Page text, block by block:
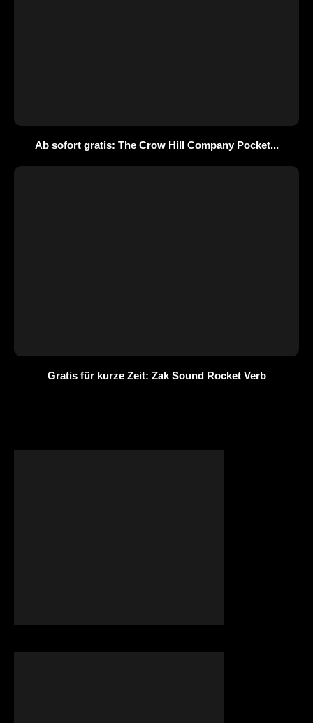
Ab sofort gratis: The Crow Hill Company Pocket...
Gratis für kurze Zeit: Zak Sound Rocket Verb